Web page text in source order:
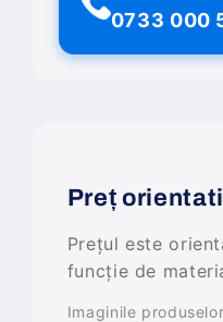
0733 000
Preț
Prețul este
funcție de
Imaginile